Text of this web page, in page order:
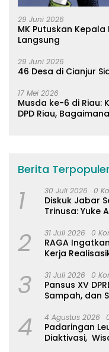
29 Juni 2026
MK Putuskan
Langsung
29 Juni 2026
46 Desa di Cianjur
17 Mei 2026
Musda ke-6 di Riau:
DPD Riau,
Berita Terpopuler
1 30 Juli 2026 0
Diskuk Jabar
Trinusa: Yuke
2 31 Juli 2026 0
RAGA
3 31 Juli 2026 0
Pansus XV
Sampah, dan
4 4 Agustus 2026
Padaringan
Diaktivasi,